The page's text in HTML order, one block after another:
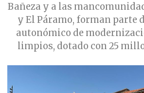
Bañeza y a las
y El Páramo, forman parte
autonómico de
limpios, dotado con 25